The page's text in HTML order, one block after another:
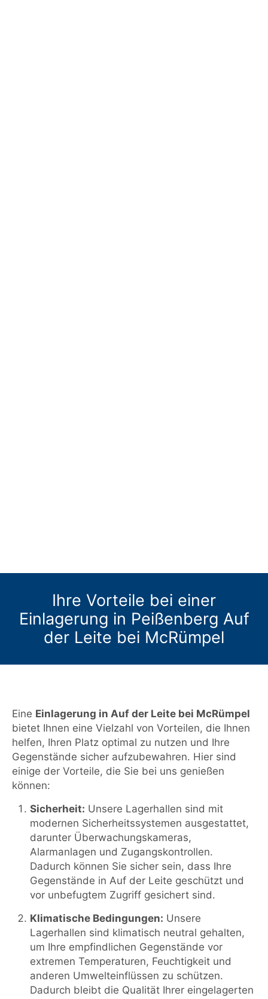
Ihre Vorteile bei einer
Einlagerung in Peißenberg Auf
der Leite bei McRümpel
Eine Einlagerung in Auf der Leite bei McRümpel
bietet Ihnen eine Vielzahl von Vorteilen, die Ihnen
helfen, Ihren Platz optimal zu nutzen und Ihre
Gegenstände sicher aufzubewahren. Hier sind
einige der Vorteile, die Sie bei uns genießen
können:
Sicherheit: Unsere Lagerhallen sind mit
modernen Sicherheitssystemen ausgestattet,
darunter Überwachungskameras,
Alarmanlagen und Zugangskontrollen.
Dadurch können Sie sicher sein, dass Ihre
Gegenstände in Auf der Leite geschützt und
vor unbefugtem Zugriff gesichert sind.
Klimatische Bedingungen: Unsere
Lagerhallen sind klimatisch neutral gehalten,
um Ihre empfindlichen Gegenstände vor
extremen Temperaturen, Feuchtigkeit und
anderen Umwelteinflüssen zu schützen.
Dadurch bleibt die Qualität Ihrer eingelagerten